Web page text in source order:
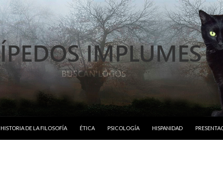
HISTORIA DE LA FILOSOFÍA ÉTICA PSICOLOGÍA HISPANIDAD